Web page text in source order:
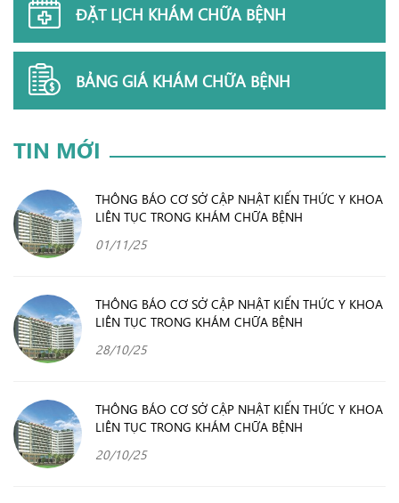
ĐẶT LỊCH KHÁM CHỮA BỆNH
BẢNG GIÁ KHÁM CHỮA BỆNH
TIN MỚI
THÔNG BÁO CƠ SỞ CẬP NHẬT KIẾN THỨC Y KHOA
LIÊN TỤC TRONG KHÁM CHỮA BỆNH
01/11/25
THÔNG BÁO CƠ SỞ CẬP NHẬT KIẾN THỨC Y KHOA
LIÊN TỤC TRONG KHÁM CHỮA BỆNH
28/10/25
THÔNG BÁO CƠ SỞ CẬP NHẬT KIẾN THỨC Y KHOA
LIÊN TỤC TRONG KHÁM CHỮA BỆNH
20/10/25